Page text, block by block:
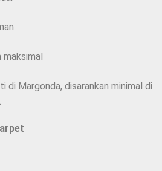
Margonda, disarankan minimal di